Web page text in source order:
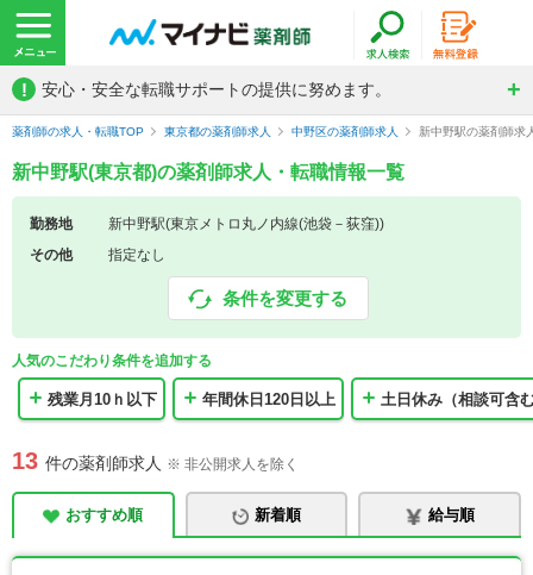
! 安心・安全な転職サポートの提供に努めます。
薬剤師の求人・転職TOP 東京都の薬剤師求人 中野区の薬剤師求人 新中野駅の薬剤師求
新中野駅(東京都)の薬剤師求人・転職情報一覧
勤務地
新中野駅(東京メトロ丸ノ内線(池袋－荻窪))
その他
指定なし
条件を変更する
人気のこだわり条件を追加する
残業月10ｈ以下 年間休日120日以上 土日休み（相談可含
13 件の薬剤師求人 ※ 非公開求人を除く
おすすめ順 新着順 給与順